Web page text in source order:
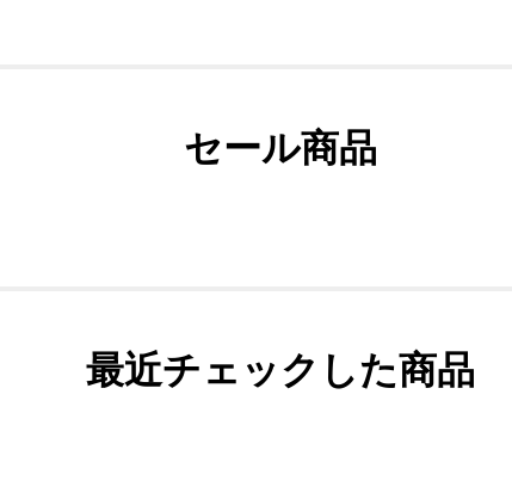
セール商品
最近チェックした商品